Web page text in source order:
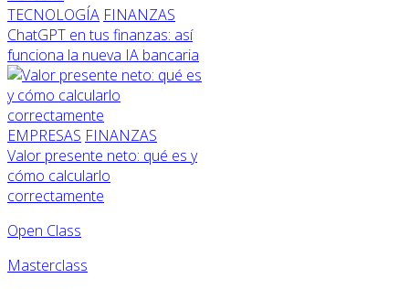
TECNOLOGÍA FINANZAS
ChatGPT en tus finanzas: así
funciona la nueva IA bancaria
EMPRESAS FINANZAS
Valor presente neto: qué es y
cómo calcularlo
correctamente
Open Class
Masterclass